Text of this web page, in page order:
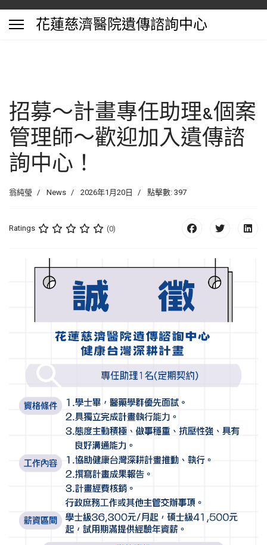
花蓮慈濟醫院遺傳諮詢中心
招募～計畫專任助理&個案
管理師～歡迎加入遺傳諮
詢中心！
翁純瑩 News 2026年1月20日 點擊數: 397
Ratings (0)